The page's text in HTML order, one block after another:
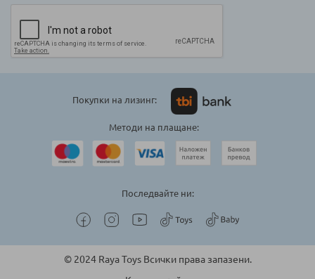
Покупки на лизинг:
Методи на плащане:
Последвайте ни:
© 2024 Raya Toys Всички права запазени.